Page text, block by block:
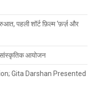
पहली शॉर्ट फ़िल्म ‘फ़र्ज़ और
सांस्कृतिक आयोजन
Gita Darshan Presented